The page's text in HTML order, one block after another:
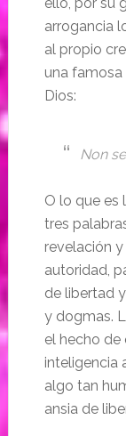
arrogancia
al propio
una famosa
Dios:
Non
O lo que es
tres
revelación
autoridad,
de libertad
y dogmas.
el hecho de
inteligencia
algo tan
ansia de